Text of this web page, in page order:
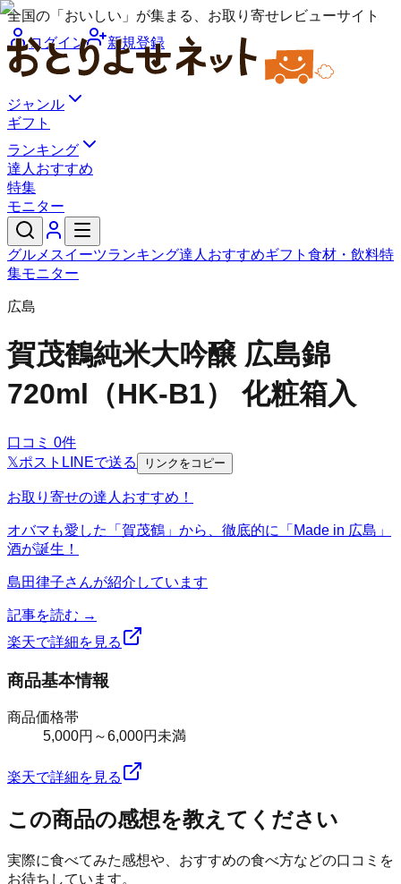
全国の「おいしい」が集まる、お取り寄せレビューサイト
ログイン
新規登録
ジャンル
ギフト
ランキング
達人おすすめ
特集
モニター
グルメ スイーツランキング達人おすすめギフト 食材・飲料特
集モニター
広島
賀茂鶴純米大吟醸 広島錦
720ml（HK-B1） 化粧箱入
口コミ 0件
𝕏ポスト LINEで送る リンクをコピー
お取り寄せの達人おすすめ！
オバマも愛した「賀茂鶴」から、徹底的に「Made in 広島」
酒が誕生！
島田律子さんが紹介しています
記事を読む →
楽天で詳細を見る
商品基本情報
商品価格帯
5,000円～6,000円未満
楽天で詳細を見る
この商品の感想を教えてください
実際に食べてみた感想や、おすすめの食べ方などの口コミを
お待ちしています。